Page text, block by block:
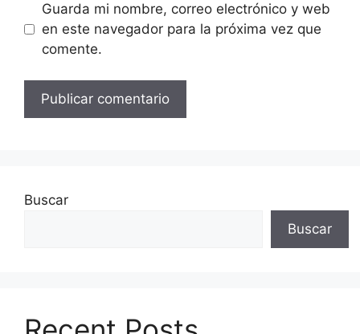
Guarda mi nombre, correo electrónico y web
en este navegador para la próxima vez que
comente.
Buscar
Buscar